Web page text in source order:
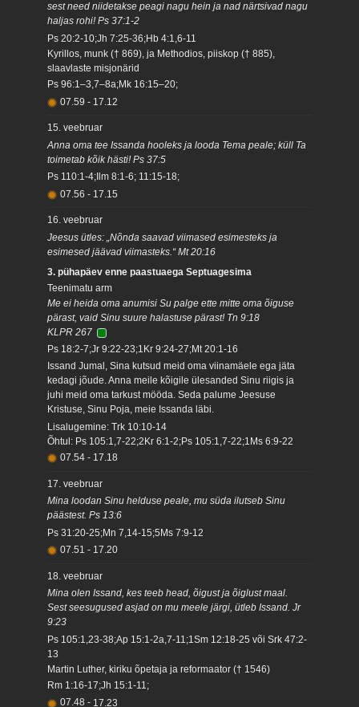
sest need niidetakse peagi nagu hein ja nad närtsivad nagu
haljas rohi! Ps 37:1-2
Ps 20:2-10;Jh 7:25-36;Hb 4:1,6-11
Kyrillos, munk († 869), ja Methodios, piiskop († 885),
slaavlaste misjonärid
Ps 96:1–3,7–8a;Mk 16:15–20;
07.59 - 17.12
15. veebruar
Anna oma tee Issanda hooleks ja looda Tema peale; küll Ta
toimetab kõik hästi! Ps 37:5
Ps 110:1-4;Ilm 8:1-6; 11:15-18;
07.56 - 17.15
16. veebruar
Jeesus ütles: „Nõnda saavad viimased esimesteks ja
esimesed jäävad viimasteks.“ Mt 20:16
3. pühapäev enne paastuaega Septuagesima
Teenimatu arm
Me ei heida oma anumisi Su palge ette mitte oma õiguse
pärast, vaid Sinu suure halastuse pärast! Tn 9:18
KLPR 267
Ps 18:2-7;Jr 9:22-23;1Kr 9:24-27;Mt 20:1-16
Issand Jumal, Sina kutsud meid oma viinamäele ega jäta
kedagi jõude. Anna meile kõigile ülesanded Sinu riigis ja
juhi meid oma tarkust mööda. Seda palume Jeesuse
Kristuse, Sinu Poja, meie Issanda läbi.
Lisalugemine: Trk 10:10-14
Õhtul: Ps 105:1,7-22;2Kr 6:1-2;Ps 105:1,7-22;1Ms 6:9-22
07.54 - 17.18
17. veebruar
Mina loodan Sinu helduse peale, mu süda ilutseb Sinu
päästest. Ps 13:6
Ps 31:20-25;Mn 7,14-15;5Ms 7:9-12
07.51 - 17.20
18. veebruar
Mina olen Issand, kes teeb head, õigust ja õiglust maal.
Sest seesugused asjad on mu meele järgi, ütleb Issand. Jr
9:23
Ps 105:1,23-38;Ap 15:1-2a,7-11;1Sm 12:18-25 või Srk 47:2-
13
Martin Luther, kiriku õpetaja ja reformaator († 1546)
Rm 1:16-17;Jh 15:1-11;
07.48 - 17.23